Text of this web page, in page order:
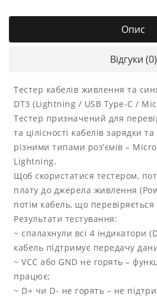
Опис
Відгуки (0)
Тестер кабелів живлення та
DT3 (Lightning / USB Type-C /
Тестер призначений для
та цілісності кабелів зарядки та
різними типами роз’ємів –
Lightning.
Щоб скористатися тестером,
плату до джерела живлення
потім кабель, що перевіряється
Результати тестування:
~ спалахнули всі 4 індикатори
кабель підтримує передачу
~ VCC або GND не горять –
працює;
~ D+ чи D- не горять – не